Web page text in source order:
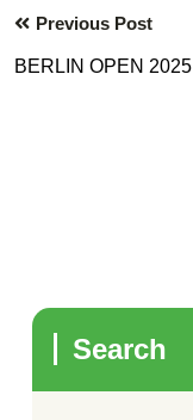
Previous Post
BERLIN OPEN 2025
Search